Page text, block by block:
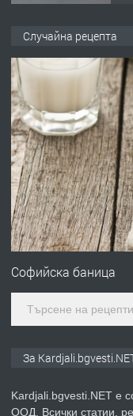
ПРЕДЛАГА
ПРЕДЛАГА
Случайна рецепта
Софийска баница
За
Kardjali.bgvesti.NET е
ООД. Всички статии,